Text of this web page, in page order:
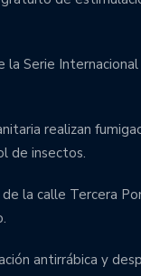
la Serie
realizan
de insectos.
la calle Tercera
antirrábica y